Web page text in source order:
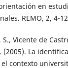
en
REMO, 2, 4-
Vicente de
(2005). La
contexto